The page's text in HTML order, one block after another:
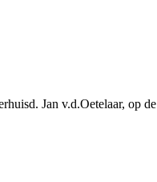
Jan v.d.Oetelaar, op